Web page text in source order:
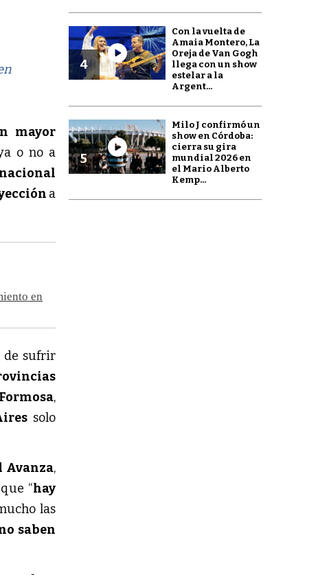
mayor
o no a
a
en
de sufrir
Formosa,
solo
Avanza,
“hay
las
saben
4
Con la vuelta de
Amaia Montero, La
Oreja de Van Gogh
llega con un show
estelar a la
Argent...
5
Milo J confirmó un
show en Córdoba:
cierra su gira
mundial 2026 en
el Mario Alberto
Kemp...